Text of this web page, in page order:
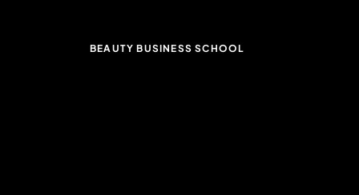
BEAUTY BUSINESS SCHOOL